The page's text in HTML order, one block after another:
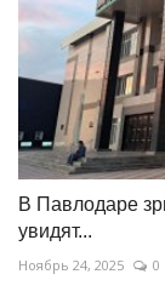
В Павлодаре
увидят...
Ноябрь 24, 2025 0